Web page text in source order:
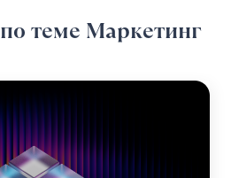
по теме Маркетинг